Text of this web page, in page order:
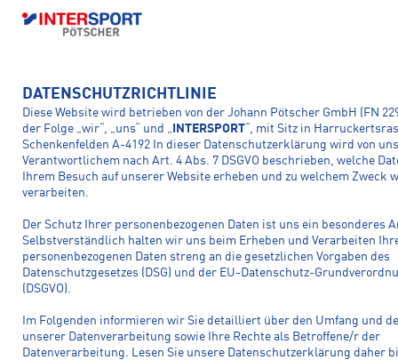
LEISTUNGEN
Bikeservice Bikeleasing
Ski- und Snowboardservice
VEREINSSHOP
VERLEIH
Skiverleih Bikeverleih
ÜBER UNS
REFURBISHED
KARRIERE
Jobs Lehre
Rohrbach Urfahr
Hochficht Freistadt
ONLINESHOP
DE
FlexMade
Impressum
Datenschutz AGB
AGB Ski-Saisonmiete
Spezielle Geschäftsbedingungen
Teilnahmebedingungen
Barrierefreiheitserklärung
KONTAKT
intersport-poetscher@intersport-poetscher.at
DATENSCHUTZRICHTLINIE
Diese Website wird betrieben von der Johann Pötscher GmbH (FN
der Folge „wir“, „uns“ und „ INTERSPORT “, mit Sitz in
Schenkenfelden A-4192 In dieser Datenschutzerklärung wird von
Verantwortlichem nach Art. 4 Abs. 7 DSGVO beschrieben, welche
Ihrem Besuch auf unserer Website erheben und zu welchem Zweck
verarbeiten.
Der Schutz Ihrer personenbezogenen Daten ist uns ein besonderes
Selbstverständlich halten wir uns beim Erheben und Verarbeiten
personenbezogenen Daten streng an die gesetzlichen Vorgaben des
Datenschutzgesetzes (DSG) und der EU-Datenschutz-
(DSGVO).
Im Folgenden informieren wir Sie detailliert über den Umfang und
unserer Datenverarbeitung sowie Ihre Rechte als Betroffene/r der
Datenverarbeitung. Lesen Sie unsere Datenschutzerklärung daher